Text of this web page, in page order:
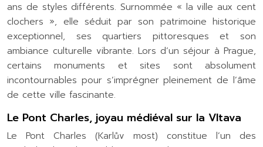
ans de styles différents. Surnommée « la ville aux cent
clochers », elle séduit par son patrimoine historique
exceptionnel, ses quartiers pittoresques et son
ambiance culturelle vibrante. Lors d’un séjour à Prague,
certains monuments et sites sont absolument
incontournables pour s’imprégner pleinement de l’âme
de cette ville fascinante.
Le Pont Charles, joyau médiéval sur la Vltava
Le Pont Charles (Karlův most) constitue l’un des